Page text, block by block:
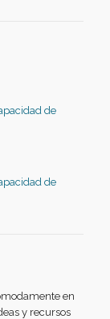
de
de
en
y recursos